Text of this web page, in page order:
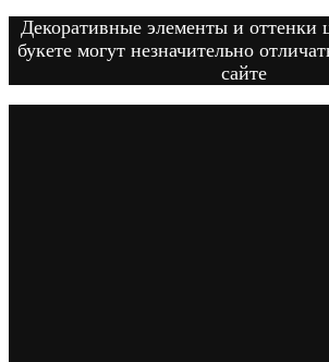
Декоративные элементы и оттенки
букете могут незначительно
сайте